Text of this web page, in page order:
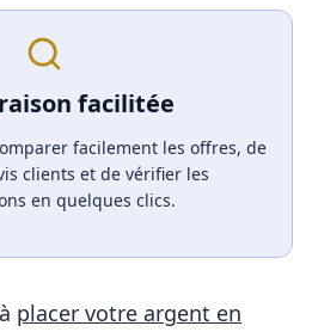
facilitée
facilement les offres, de
clients et de vérifier les
en quelques clics.
placer votre argent en